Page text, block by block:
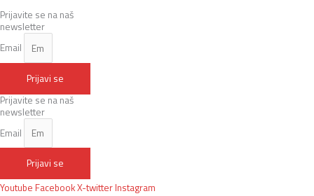
Prijavite se na naš
newsletter
Email
Prijavi se
Prijavite se na naš
newsletter
Email
Prijavi se
Youtube FacebookX-twitter Instagram